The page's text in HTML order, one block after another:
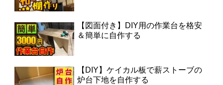
【図面付き】DIY用の作業台を格安
＆簡単に自作する
【DIY】ケイカル板で薪ストーブの
炉台下地を自作する